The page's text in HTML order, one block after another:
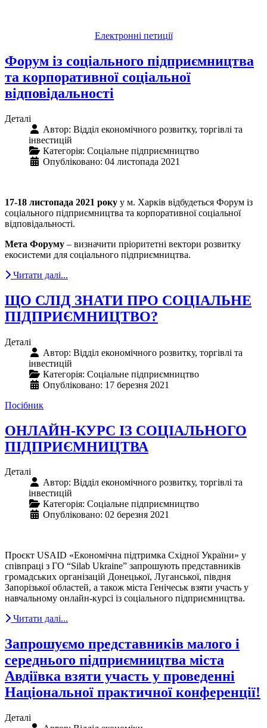
Електронні петиції
Форум із соціального підприємництва
та корпоративної соціальної
відповідальності
Деталі
Автор: Відділ економічного розвитку, торгівлі та
інвестицій
Категорія: Соціальне підприємництво
Опубліковано: 04 листопада 2021
17-18 листопада 2021 року у м. Харків відбудеться Форум із
соціального підприємництва та корпоративної соціальної
відповідальності.
Мета Форуму – визначити пріоритетні вектори розвитку
екосистеми для соціального підприємництва.
Читати далі...
ЩО СЛІД ЗНАТИ ПРО СОЦІАЛЬНЕ
ПІДПРИЄМНИЦТВО?
Деталі
Автор: Відділ економічного розвитку, торгівлі та
інвестицій
Категорія: Соціальне підприємництво
Опубліковано: 17 березня 2021
Посібник
ОНЛАЙН-КУРС ІЗ СОЦІАЛЬНОГО
ПІДПРИЄМНИЦТВА
Деталі
Автор: Відділ економічного розвитку, торгівлі та
інвестицій
Категорія: Соціальне підприємництво
Опубліковано: 02 березня 2021
Проєкт USAID «Економічна підтримка Східної України» у
співпраці з ГО “Silab Ukraine” запрошують представників
громадських організацій Донецької, Луганської, півдня
Запорізької областей, а також міста Генічеськ взяти участь у
навчальному онлайн-курсі із соціального підприємництва.
Читати далі...
Запрошуємо представників малого і
середнього підприємництва міста
Авдіївка взяти участь у проведенні
Національної практичної конференції!
Деталі